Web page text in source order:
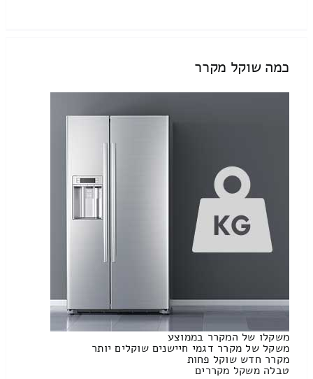
כמה שוקל מקרר
משקלו של המקרר בממוצע
משקל של מקרר דגמי חיישנים שוקלים יותר
מקרר חדש שוקל פחות
טבלה משקל מקררים